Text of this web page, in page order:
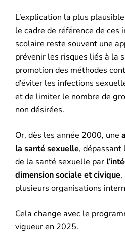
L’explication la plus
le cadre de référence de ces
scolaire reste souvent une
prévenir les risques liés à la
promotion des méthodes
d’éviter les infections
et de limiter le nombre de
non désirées.
Or, dès les année 2000, une
la santé sexuelle,
de la santé sexuelle par
dimension sociale et civique,
plusieurs organisations
Cela change avec le
vigueur en 2025.